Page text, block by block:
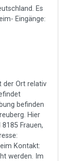
Es
Eingänge:
der Ort relativ
befinden
Hier
Frauen,
Kontakt:
werden. Im